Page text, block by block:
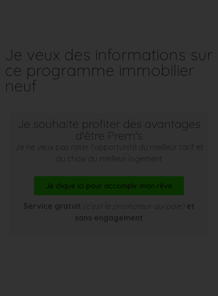
Je veux des informations sur
ce programme immobilier
neuf
Je souhaite profiter des avantages
d'être Prem's
Je ne veux pas rater l’opportunité du meilleur tarif et
du choix du meilleur logement
Je clique ici pour accomplir mon rêve
Service gratuit (c’est le promoteur qui paie) et
sans engagement